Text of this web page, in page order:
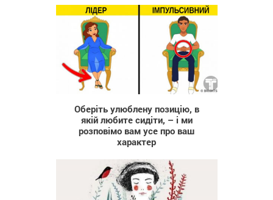
2 027
Оберіть улюблену позицію, в
якій любите сидіти, – і ми
розповімо вам усе про ваш
характер